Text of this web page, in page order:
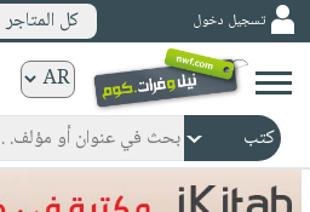
ورقية
المواضيع
صدر
كتب
تسجيل دخول كل المتاجر